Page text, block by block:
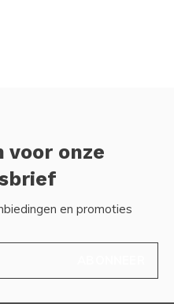
voor onze
en promoties